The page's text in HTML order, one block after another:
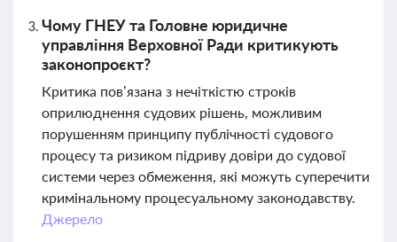
Чому ГНЕУ та Головне юридичне
управління Верховної Ради критикують
законопроєкт?
Критика пов’язана з нечіткістю строків
оприлюднення судових рішень, можливим
порушенням принципу публічності судового
процесу та ризиком підриву довіри до судової
системи через обмеження, які можуть суперечити
кримінальному процесуальному законодавству.
Джерело